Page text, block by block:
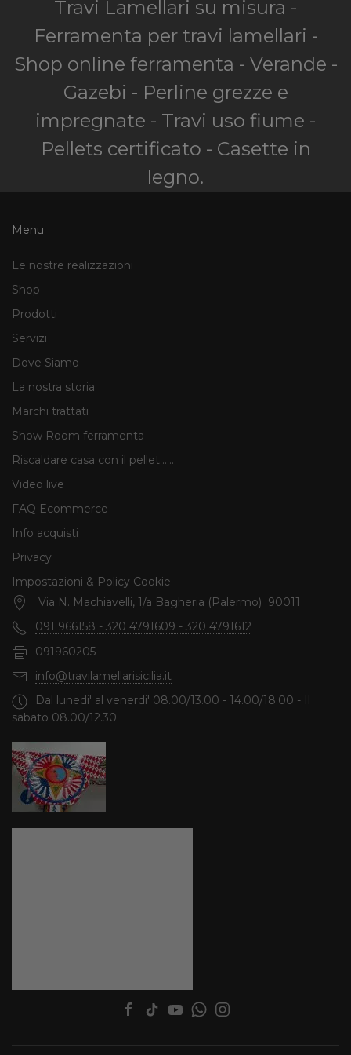
Travi Lamellari su misura -
Ferramenta per travi lamellari -
Shop online ferramenta - Verande -
Gazebi - Perline grezze e
impregnate - Travi uso fiume -
Pellets certificato - Casette in
legno.
Menu
Le nostre realizzazioni
Shop
Prodotti
Servizi
Dove Siamo
La nostra storia
Marchi trattati
Show Room ferramenta
Riscaldare casa con il pellet......
Video live
FAQ Ecommerce
Info acquisti
Privacy
Impostazioni & Policy Cookie
Via N. Machiavelli, 1/a Bagheria (Palermo) 90011
091 966158 - 320 4791609 - 320 4791612
091960205
info@travilamellarisicilia.it
Dal lunedi' al venerdi' 08.00/13.00 - 14.00/18.00 - Il
sabato 08.00/12.30